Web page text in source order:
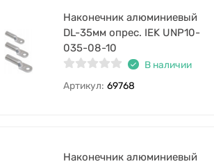
Наконечник алюминиевый
DL-35мм опрес. IEK UNP10-
035-08-10
В наличии
Артикул: 69768
Наконечник алюминиевый